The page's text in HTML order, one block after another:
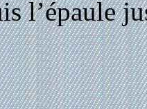
l’épaule